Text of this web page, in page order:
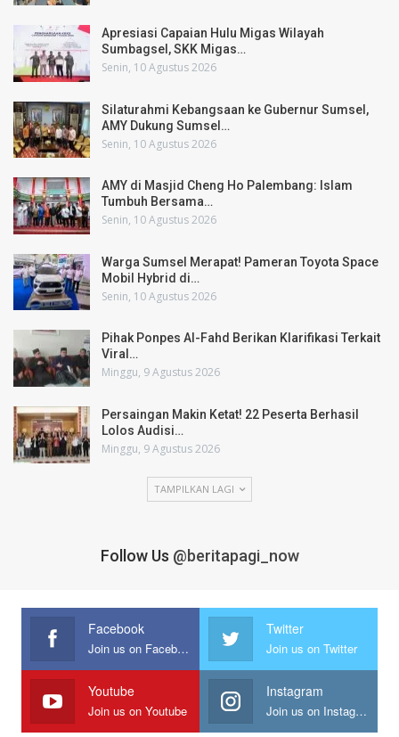
Apresiasi Capaian Hulu Migas Wilayah
Sumbagsel, SKK Migas…
Senin, 10 Agustus 2026
Silaturahmi Kebangsaan ke Gubernur Sumsel,
AMY Dukung Sumsel…
Senin, 10 Agustus 2026
AMY di Masjid Cheng Ho Palembang: Islam
Tumbuh Bersama…
Senin, 10 Agustus 2026
Warga Sumsel Merapat! Pameran Toyota Space
Mobil Hybrid di…
Senin, 10 Agustus 2026
Pihak Ponpes Al-Fahd Berikan Klarifikasi Terkait
Viral…
Minggu, 9 Agustus 2026
Persaingan Makin Ketat! 22 Peserta Berhasil
Lolos Audisi…
Minggu, 9 Agustus 2026
TAMPILKAN LAGI
Follow Us @beritapagi_now
Facebook
Join us on Facebook
Twitter
Join us on Twitter
Youtube
Join us on Youtube
Instagram
Join us on Instagram